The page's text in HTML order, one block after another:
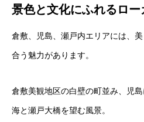
景色と文化にふれるロー
倉敷、児島、瀬戸内エリアには、
合う魅力があります。
倉敷美観地区の白壁の町並み、児
海と瀬戸大橋を望む風景。